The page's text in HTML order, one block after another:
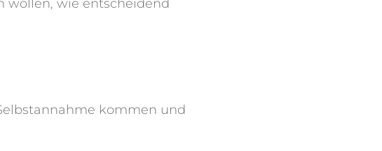
wollen, wie entscheidend
kommen und